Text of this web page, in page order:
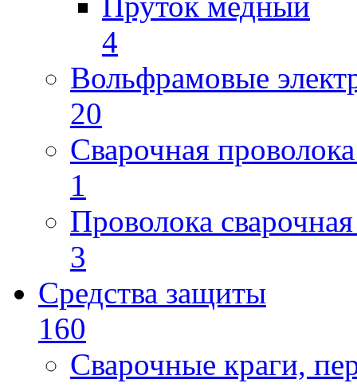
4
Вольфрамовые
20
Сварочная
1
Проволока
3
Средства защиты
160
Сварочные краги,